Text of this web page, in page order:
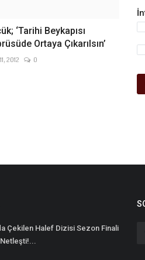
‘Tarihi Beykapısı
Ortaya Çıkarılsın’
2012 0
Çekilen Halef Dizisi Sezon Finali